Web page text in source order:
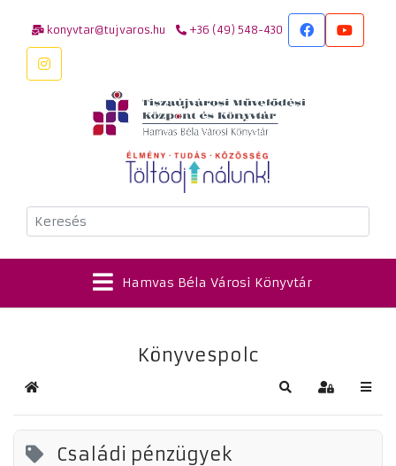
konyvtar@tujvaros.hu +36 (49) 548-430
Keresés
Hamvas Béla Városi Könyvtár
Könyvespolc
Kezdőlap Keresés
Családi pénzügyek